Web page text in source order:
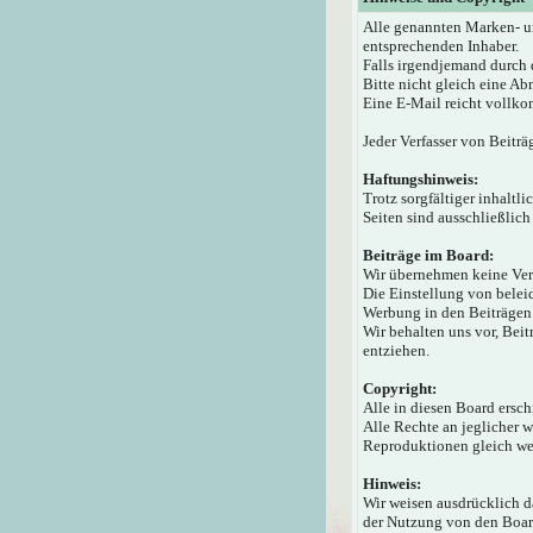
Alle genannten Marken-
entsprechenden Inhaber.
Falls irgendjemand durch
Bitte nicht gleich eine
Eine E-Mail reicht
Jeder Verfasser von
Haftungshinweis:
Trotz sorgfältiger
Seiten sind
Beiträge im Board:
Wir übernehmen keine
Die Einstellung von
Werbung in den
Wir behalten uns vor,
entziehen.
Copyright:
Alle in diesen Board
Alle Rechte an jeglicher
Reproduktionen gleich
Hinweis:
Wir weisen ausdrücklich
der Nutzung von den